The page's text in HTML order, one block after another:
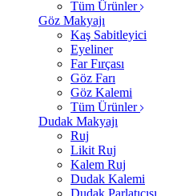
Tüm Ürünler
Göz Makyajı
Kaş Sabitleyici
Eyeliner
Far Fırçası
Göz Farı
Göz Kalemi
Tüm Ürünler
Dudak Makyajı
Ruj
Likit Ruj
Kalem Ruj
Dudak Kalemi
Dudak Parlatıcısı